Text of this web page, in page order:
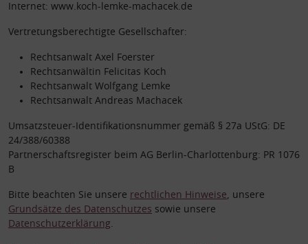
Internet: www.koch-lemke-machacek.de
Vertretungsberechtigte Gesellschafter:
Rechtsanwalt Axel Foerster
Rechtsanwältin Felicitas Koch
Rechtsanwalt Wolfgang Lemke
Rechtsanwalt Andreas Machacek
Umsatzsteuer-Identifikationsnummer gemäß § 27a UStG: DE
24/388/60388
Partnerschaftsregister beim AG Berlin-Charlottenburg: PR 1076
B
Bitte beachten Sie unsere rechtlichen Hinweise , unsere
Grundsätze des Datenschutzes sowie unsere
Datenschutzerklärung